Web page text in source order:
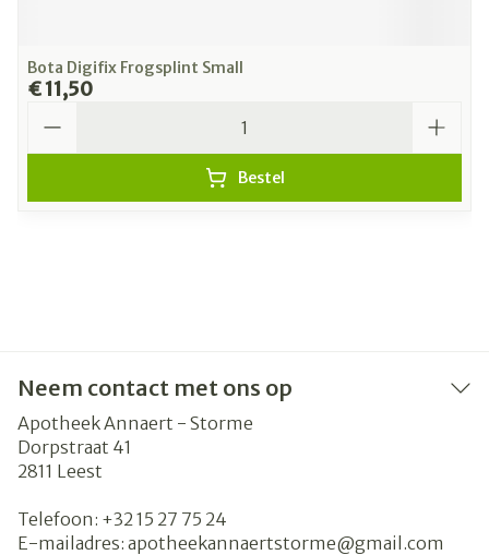
Bota Digifix Frogsplint Small
€ 11,50
Bestel
Neem contact met ons op
Apotheek Annaert - Storme
Dorpstraat 41
2811 Leest
Telefoon: +32 15 27 75 24
E-mailadres: apotheekannaertstorme@gmail.com